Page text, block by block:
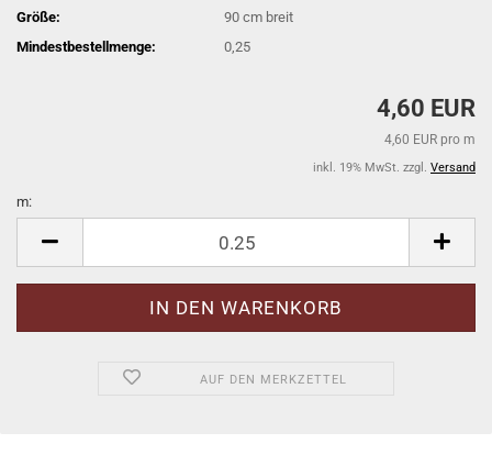
Größe:
90 cm breit
Mindestbestellmenge:
0,25
4,60 EUR
4,60 EUR pro m
inkl. 19% MwSt. zzgl. Versand
m:
AUF DEN MERKZETTEL